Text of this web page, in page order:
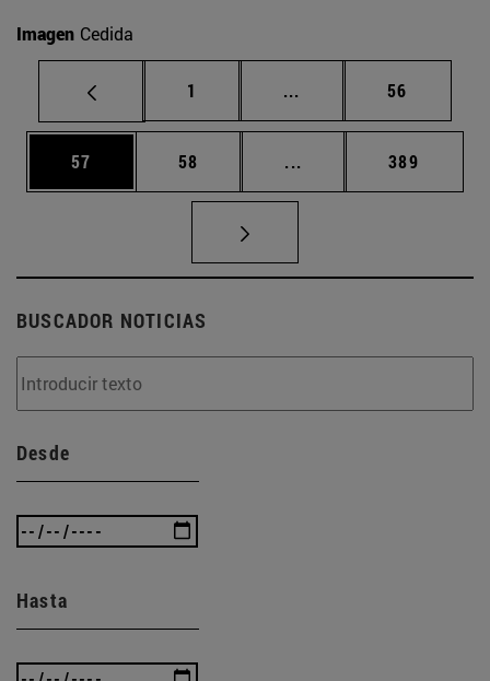
Imagen Cedida
Página
1 ... Páginas intermedias
Página
56
Página
57 Página
58 ... Páginas intermedias
Página
389
BUSCADOR NOTICIAS
Desde
Hasta